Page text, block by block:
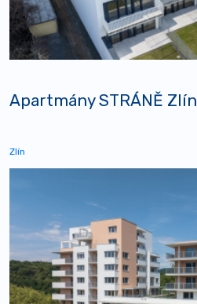
Apartmány STRÁNĚ Zlín
Zlín